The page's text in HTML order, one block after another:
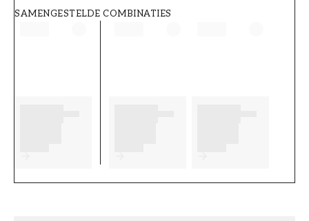
SAMENGESTELDE COMBINATIES